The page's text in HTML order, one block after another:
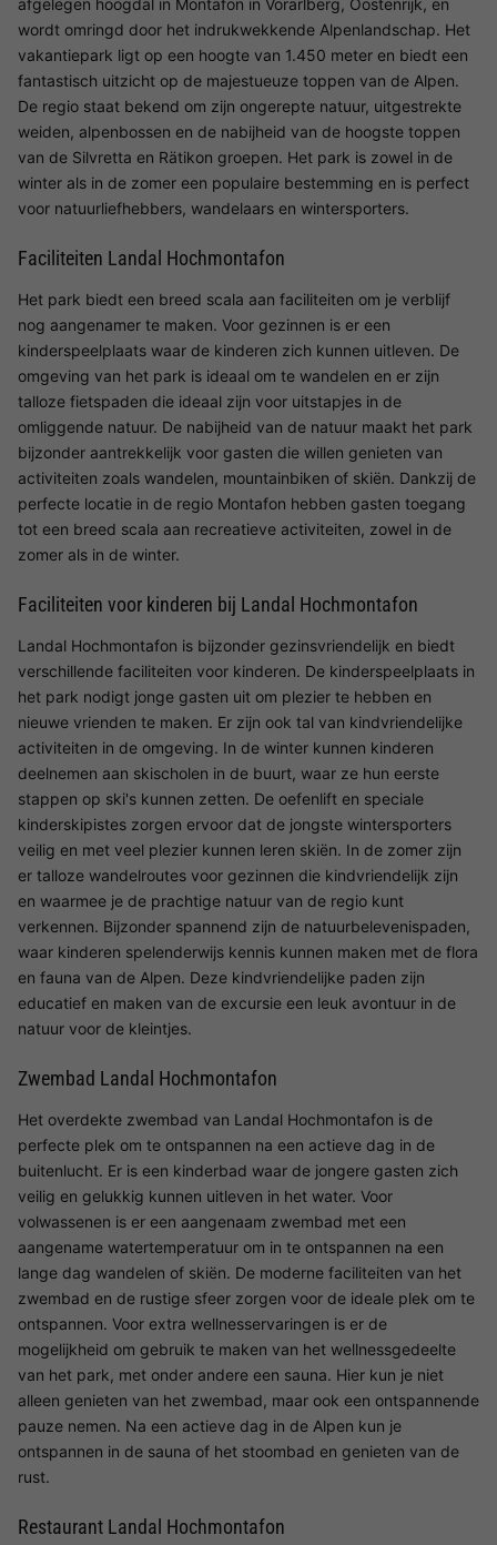
afgelegen hoogdal in Montafon in Vorarlberg, Oostenrijk, en
wordt omringd door het indrukwekkende Alpenlandschap. Het
vakantiepark ligt op een hoogte van 1.450 meter en biedt een
fantastisch uitzicht op de majestueuze toppen van de Alpen.
De regio staat bekend om zijn ongerepte natuur, uitgestrekte
weiden, alpenbossen en de nabijheid van de hoogste toppen
van de Silvretta en Rätikon groepen. Het park is zowel in de
winter als in de zomer een populaire bestemming en is perfect
voor natuurliefhebbers, wandelaars en wintersporters.
Faciliteiten Landal Hochmontafon
Het park biedt een breed scala aan faciliteiten om je verblijf
nog aangenamer te maken. Voor gezinnen is er een
kinderspeelplaats waar de kinderen zich kunnen uitleven. De
omgeving van het park is ideaal om te wandelen en er zijn
talloze fietspaden die ideaal zijn voor uitstapjes in de
omliggende natuur. De nabijheid van de natuur maakt het park
bijzonder aantrekkelijk voor gasten die willen genieten van
activiteiten zoals wandelen, mountainbiken of skiën. Dankzij de
perfecte locatie in de regio Montafon hebben gasten toegang
tot een breed scala aan recreatieve activiteiten, zowel in de
zomer als in de winter.
Faciliteiten voor kinderen bij Landal Hochmontafon
Landal Hochmontafon is bijzonder gezinsvriendelijk en biedt
verschillende faciliteiten voor kinderen. De kinderspeelplaats in
het park nodigt jonge gasten uit om plezier te hebben en
nieuwe vrienden te maken. Er zijn ook tal van kindvriendelijke
activiteiten in de omgeving. In de winter kunnen kinderen
deelnemen aan skischolen in de buurt, waar ze hun eerste
stappen op ski's kunnen zetten. De oefenlift en speciale
kinderskipistes zorgen ervoor dat de jongste wintersporters
veilig en met veel plezier kunnen leren skiën. In de zomer zijn
er talloze wandelroutes voor gezinnen die kindvriendelijk zijn
en waarmee je de prachtige natuur van de regio kunt
verkennen. Bijzonder spannend zijn de natuurbelevenispaden,
waar kinderen spelenderwijs kennis kunnen maken met de flora
en fauna van de Alpen. Deze kindvriendelijke paden zijn
educatief en maken van de excursie een leuk avontuur in de
natuur voor de kleintjes.
Zwembad Landal Hochmontafon
Het overdekte zwembad van Landal Hochmontafon is de
perfecte plek om te ontspannen na een actieve dag in de
buitenlucht. Er is een kinderbad waar de jongere gasten zich
veilig en gelukkig kunnen uitleven in het water. Voor
volwassenen is er een aangenaam zwembad met een
aangename watertemperatuur om in te ontspannen na een
lange dag wandelen of skiën. De moderne faciliteiten van het
zwembad en de rustige sfeer zorgen voor de ideale plek om te
ontspannen. Voor extra wellnesservaringen is er de
mogelijkheid om gebruik te maken van het wellnessgedeelte
van het park, met onder andere een sauna. Hier kun je niet
alleen genieten van het zwembad, maar ook een ontspannende
pauze nemen. Na een actieve dag in de Alpen kun je
ontspannen in de sauna of het stoombad en genieten van de
rust.
Restaurant Landal Hochmontafon